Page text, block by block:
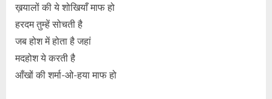
ख़यालों की ये शोखियाँ माफ हो
हरदम तुम्हें सोचती है
जब होश में होता है जहां
मदहोश ये करती है
आँखों की शर्मा-ओ-हया माफ हो